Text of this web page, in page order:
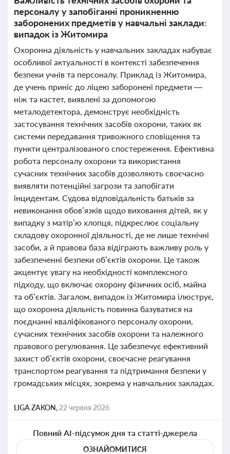
персоналу у запобіганні проникненню
заборонених предметів у навчальні заклади:
випадок із Житомира
Охоронна діяльність у навчальних закладах набуває
особливої актуальності в контексті забезпечення
безпеки учнів та персоналу. Приклад із Житомира,
де учень приніс до ліцею заборонені предмети —
ніж та кастет, виявлені за допомогою
металодетектора, демонструє необхідність
застосування технічних засобів охорони, таких як
системи передавання тривожного сповіщення та
пункти централізованого спостереження. Ефективна
робота персоналу охорони та використання
сучасних технічних засобів дозволяють своєчасно
виявляти потенційні загрози та запобігати
інцидентам. Судова відповідальність батьків за
невиконання обов’язків щодо виховання дітей, як у
випадку з матір’ю хлопця, підкреслює соціальну
складову охоронної діяльності, де не лише технічні
засоби, а й правова база відіграють важливу роль у
забезпеченні безпеки об’єктів охорони. Це також
акцентує увагу на необхідності комплексного
підходу, що включає охорону фізичних осіб, майна
та об’єктів. Загалом, випадок із Житомира ілюструє,
що охоронна діяльність повинна базуватися на
поєднанні кваліфікованого персоналу охорони,
сучасних технічних засобів охорони та належного
правового регулювання. Це забезпечує ефективний
захист об’єктів охорони, своєчасне реагування
транспортом реагування та підтримання безпеки у
громадських місцях, зокрема у навчальних закладах.
LIGA ZAKON, 22 червня 2026
Повний AI-підсумок дня та статті-джерела
ОЗНАЙОМИТИСЯ